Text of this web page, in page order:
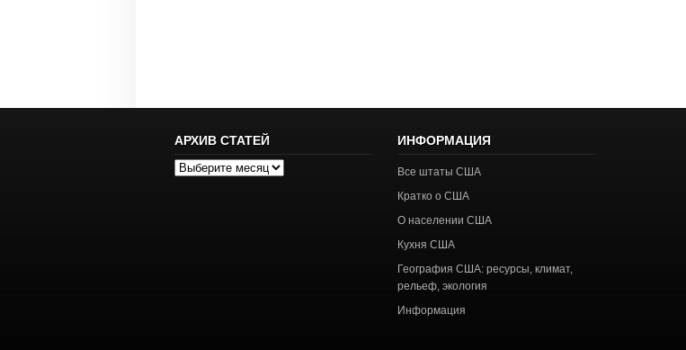
АРХИВ СТАТЕЙ
Архив
ИНФОРМАЦИЯ
Все штаты США
Кратко о США
О населении США
Кухня США
География США: ресурсы, климат,
рельеф, экология
Информация